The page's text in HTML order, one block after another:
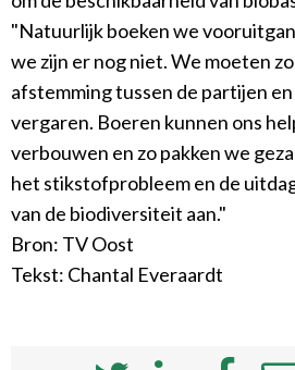
"Natuurlijk boeken we
we zijn er nog niet. We moeten
afstemming tussen de partijen
vergaren. Boeren kunnen ons
verbouwen en zo pakken we
het stikstofprobleem en de
van de biodiversiteit aan."
Bron: TV Oost
Tekst: Chantal Everaardt